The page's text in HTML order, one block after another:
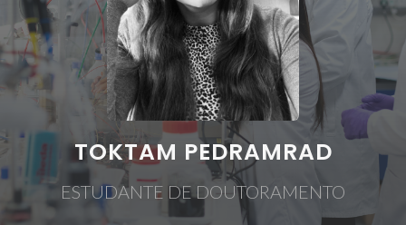
TOKTAM PEDRAMRAD
ESTUDANTE DE DOUTORAMENTO